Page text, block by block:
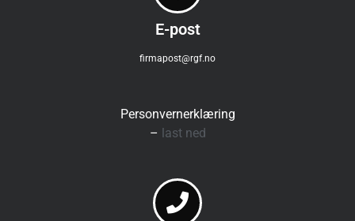
E-post
firmapost@rgf.no
Personvernerklæring
– last ned